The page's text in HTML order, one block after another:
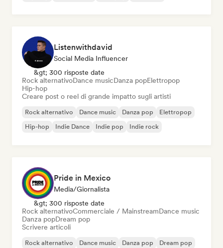
Listenwithdavid
Social Media Influencer
&gt; 300 risposte date
Rock alternativoDance musicDanza popElettropop
Hip-hop
Creare post o reel di grande impatto sugli artisti
Rock alternativo Dance music Danza pop
Elettropop
Hip-hop
Indie Dance Indie pop Indie rock
Pride in Mexico
Media/Giornalista
&gt; 300 risposte date
Rock alternativoCommerciale / MainstreamDance music
Danza popDream pop
Scrivere articoli
Rock alternativo Dance music Danza pop Dream pop